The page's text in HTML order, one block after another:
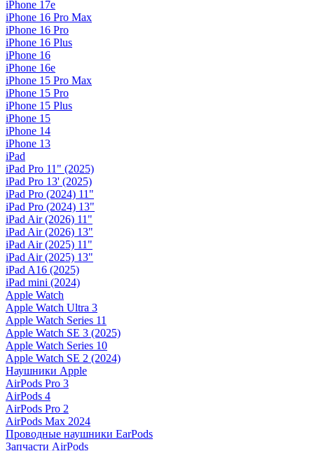
iPhone 17e
iPhone 16 Pro Max
iPhone 16 Pro
iPhone 16 Plus
iPhone 16
iPhone 16e
iPhone 15 Pro Max
iPhone 15 Pro
iPhone 15 Plus
iPhone 15
iPhone 14
iPhone 13
iPad
iPad Pro 11" (2025)
iPad Pro 13' (2025)
iPad Pro (2024) 11"
iPad Pro (2024) 13"
iPad Air (2026) 11"
iPad Air (2026) 13"
iPad Air (2025) 11"
iPad Air (2025) 13"
iPad A16 (2025)
iPad mini (2024)
Apple Watch
Apple Watch Ultra 3
Apple Watch Series 11
Apple Watch SE 3 (2025)
Apple Watch Series 10
Apple Watch SE 2 (2024)
Наушники Apple
AirPods Pro 3
AirPods 4
AirPods Pro 2
AirPods Max 2024
Проводные наушники EarPods
Запчасти AirPods